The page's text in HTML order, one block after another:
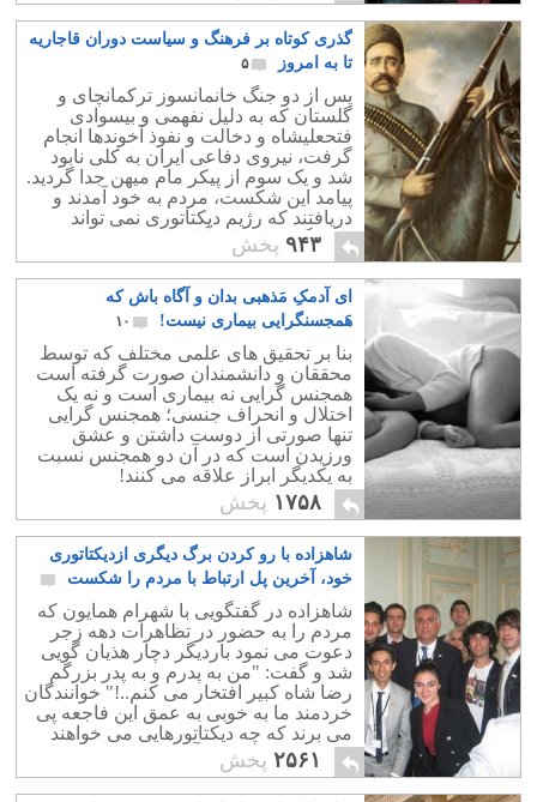
گذری کوتاه بر فرهنگ و سیاست دوران قاجاریه
تا به امروز
۵
پس از دو جنگ خانمانسوز ترکمانچای و
گلستان که به دلیل نفهمی و بیسوادی
فتحعلیشاه و دخالت و نفوذ آخوندها انجام
گرفت، نیروی دفاعی ایران به کلی نابود
شد و یک سوم از پیکر مام میهن جدا گردید.
پیامد این شکست، مردم به خود آمدند و
دریافتند که رژیم دیکتاتوری نمی تواند
پاسخگوی نیازهای آنان باشد.
۹۴۳ پخش
ای آدمکِ مَذهبی بدان و آگاه باش که
هَمجسنگرایی بیماری نیست!
۱۰
بنا بر تحقیق های علمی مختلف که توسط
محققان و دانشمندان صورت گرفته است
همجنس گرایی نه بیماری است و نه یک
اختلال و انحراف جنسی؛ همجنس گرایی
تنها صورتی از دوست داشتن و عشق
ورزیدن است که در آن دو همجنس نسبت
به یکدیگر ابراز علاقه می کنند!
۱۷۵۸ پخش
شاهزاده با رو کردن برگ دیگری ازدیکتاتوری
خود، آخرین پل ارتباط با مردم را شکست
۲۳
شاهزاده در گفتگویی با شهرام همایون که
مردم را به حضور در تظاهرات دهه زجر
دعوت می نمود باردیگر دچار هذیان گویی
شد و گفت: "من به پدرم و به پدر بزرگم
رضا شاه کبیر افتخار می کنم..!" خوانندگان
خردمند ما به خوبی به عمق این فاجعه پی
می برند که چه دیکتاتورهایی می خواهند
مملکت ما را از شر آخوند نجات دهند!.
۲۵۶۱ پخش